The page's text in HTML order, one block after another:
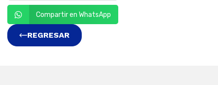
Compartir en WhatsApp
REGRESAR